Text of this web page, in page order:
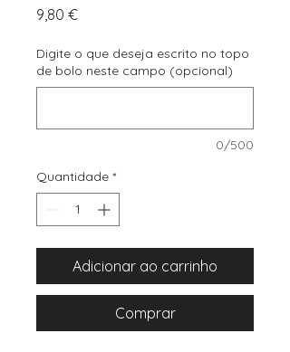
9,80 €Preço
Digite o que deseja escrito no topo
de bolo neste campo (opcional)
0/500
Quantidade *
Adicionar ao carrinho
Comprar